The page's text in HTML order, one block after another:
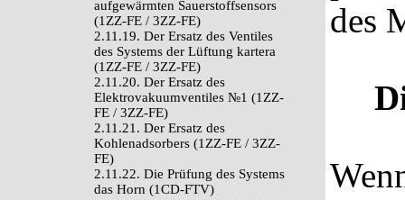
aufgewärmten Sauerstoffsensors
(1ZZ-FE / 3ZZ-FE)
2.11.19. Der Ersatz des Ventiles
des Systems der Lüftung kartera
(1ZZ-FE / 3ZZ-FE)
2.11.20. Der Ersatz des
Elektrovakuumventiles №1 (1ZZ-
FE / 3ZZ-FE)
2.11.21. Der Ersatz des
Kohlenadsorbers (1ZZ-FE / 3ZZ-
FE)
2.11.22. Die Prüfung des Systems
das Horn (1CD-FTV)
des